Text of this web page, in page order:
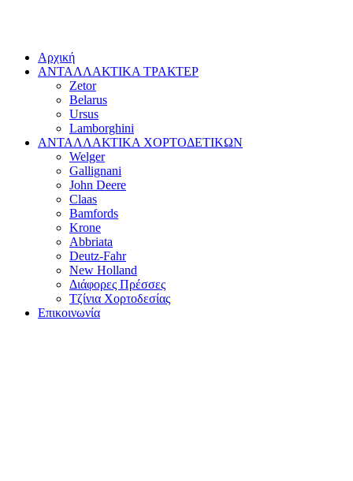
Αρχική
ΑΝΤΑΛΛΑΚΤΙΚΑ ΤΡΑΚΤΕΡ
Zetor
Belarus
Ursus
Lamborghini
ΑΝΤΑΛΛΑΚΤΙΚΑ ΧΟΡΤΟΔΕΤΙΚΩΝ
Welger
Gallignani
John Deere
Claas
Bamfords
Krone
Abbriata
Deutz-Fahr
New Holland
Διάφορες Πρέσσες
Τζίνια Χορτοδεσίας
Επικοινωνία